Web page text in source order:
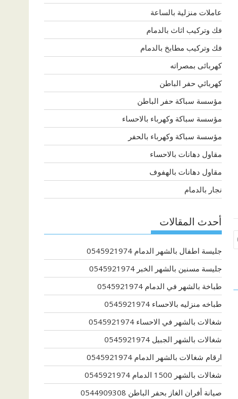
عاملات منزلية بالساعة
فك وتركيب اثاث بالدمام
فك وتركيب مطابخ بالدمام
كهربائى بمصراته
كهربائي حفر الباطن
مؤسسة سباكة حفر الباطن
مؤسسة سباكة وكهرباء بالاحساء
مؤسسة سباكة وكهرباء بالحفر
مقاول دهانات بالاحساء
مقاول دهانات بالهفوف
نجار بالدمام
أحدث المقالات
جليسة اطفال بالشهر الدمام 0545921974
جليسة مسنين بالشهر الخبر 0545921974
طباخة بالشهر في الدمام 0545921974
طباخه منزليه بالاحساء 0545921974
شغالات بالشهر في الاحساء 0545921974
شغالات بالشهر الجبيل 0545921974
ارقام شغالات بالشهر الدمام 0545921974
شغالات بالشهر 1500 الدمام 0545921974
صيانة أفران الغاز بحفر الباطن 0544909308